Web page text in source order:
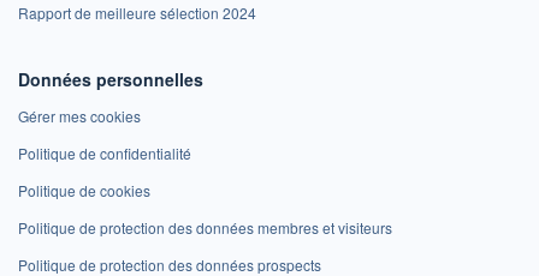
Rapport de meilleure sélection 2024
Données personnelles
Gérer mes cookies
Politique de confidentialité
Politique de cookies
Politique de protection des données membres et visiteurs
Politique de protection des données prospects